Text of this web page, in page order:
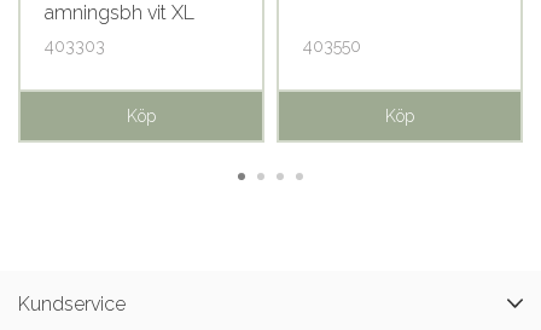
amningsbh vit XL
403303
Köp
403550
Köp
Kundservice